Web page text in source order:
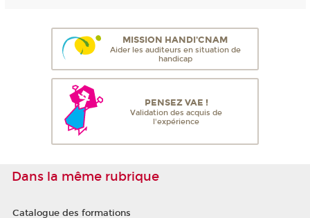
MISSION HANDI'CNAM
Aider les auditeurs en situation de
handicap
PENSEZ VAE !
Validation des acquis de
l'expérience
Dans la même rubrique
Catalogue des formations